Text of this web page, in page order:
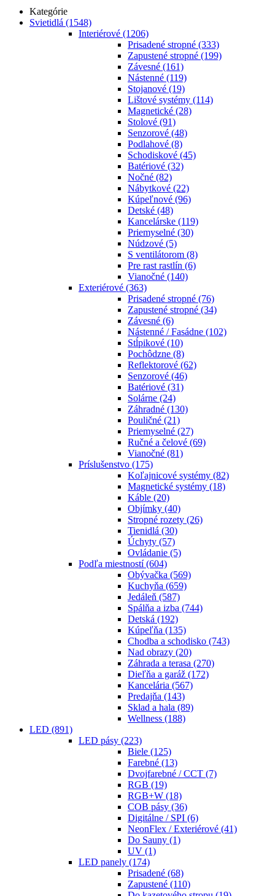
Kategórie
Svietidlá (1548)
Interiérové (1206)
Prisadené stropné (333)
Zapustené stropné (199)
Závesné (161)
Nástenné (119)
Stojanové (19)
Lištové systémy (114)
Magnetické (28)
Stolové (91)
Senzorové (48)
Podlahové (8)
Schodiskové (45)
Batériové (32)
Nočné (82)
Nábytkové (22)
Kúpeľnové (96)
Detské (48)
Kancelárske (119)
Priemyselné (30)
Núdzové (5)
S ventilátorom (8)
Pre rast rastlín (6)
Vianočné (140)
Exteriérové (363)
Prisadené stropné (76)
Zapustené stropné (34)
Závesné (6)
Nástenné / Fasádne (102)
Stĺpikové (10)
Pochôdzne (8)
Reflektorové (62)
Senzorové (46)
Batériové (31)
Solárne (24)
Záhradné (130)
Pouličné (21)
Priemyselné (27)
Ručné a čelové (69)
Vianočné (81)
Príslušenstvo (175)
Koľajnicové systémy (82)
Magnetické systémy (18)
Káble (20)
Objímky (40)
Stropné rozety (26)
Tienidlá (30)
Úchyty (57)
Ovládanie (5)
Podľa miestností(604)
Obývačka (569)
Kuchyňa (659)
Jedáleň (587)
Spálňa a izba (744)
Detská (192)
Kúpeľňa (135)
Chodba a schodisko (743)
Nad obrazy (20)
Záhrada a terasa (270)
Dieľňa a garáž (172)
Kancelária (567)
Predajňa (143)
Sklad a hala (89)
Wellness (188)
LED (891)
LED pásy (223)
Biele (125)
Farebné (13)
Dvojfarebné / CCT (7)
RGB (19)
RGB+W (18)
COB pásy (36)
Digitálne / SPI (6)
NeonFlex / Exteriérové (41)
Do Sauny (1)
UV (1)
LED panely (174)
Prisadené (68)
Zapustené (110)